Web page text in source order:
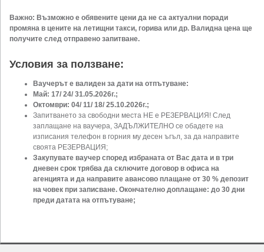
Важно: Възможно е обявените цени да не са актуални поради
промяна в цените на летищни такси, горива или др. Валидна цена ще
получите след отправено запитване.
Условия за ползване:
Ваучерът е валиден за дати на отпътуване:
Май: 17/ 24/ 31.05.2026г.;
Октомври: 04/ 11/ 18/ 25.10.2026г.;
Запитването за свободни места НЕ е РЕЗЕРВАЦИЯ! След
заплащане на ваучера, ЗАДЪЛЖИТЕЛНО се обадете на
изписания телефон в горния му десен ъгъл, за да направите
своята РЕЗЕРВАЦИЯ;
Закупувате ваучер според избраната от Вас дата и в три
дневен срок трябва да сключите договор в офиса на
агенцията и да направите авансово плащане от 30 % депозит
на човек при записване. Окончателно доплащане: до 30 дни
преди датата на отпътуване;